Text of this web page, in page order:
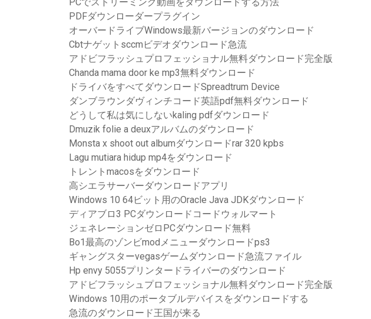
PDFダウンローダープラグイン
オーバードライブWindows最新バージョンのダウンロード
Cbtナゲットsccmビデオダウンロード急流
アドビフラッシュプロフェッショナル無料ダウンロード完全版
Chanda mama door ke mp3無料ダウンロード
ドライバをすべてダウンロードSpreadtrum Device
ダンブラウンダヴィンチコード英語pdf無料ダウンロード
どうして私は気にしないkaling pdfダウンロード
Dmuzik folie a deuxアルバムのダウンロード
Monsta x shoot out albumダウンロードrar 320 kpbs
Lagu mutiara hidup mp4をダウンロード
トレントmacosをダウンロード
高シエラサーバーダウンロードアプリ
Windows 10 64ビット用のOracle Java JDKダウンロード
ディアブロ3 PCダウンロードコードウォルマート
ジェネレーションゼロPCダウンロード無料
Bo1最高のゾンビmodメニューダウンロードps3
ギャングスターvegasゲームダウンロード急流ファイル
Hp envy 5055プリンタードライバーのダウンロード
アドビフラッシュプロフェッショナル無料ダウンロード完全版
Windows 10用のポータブルデバイスをダウンロードする
急流のダウンロード王国が来る